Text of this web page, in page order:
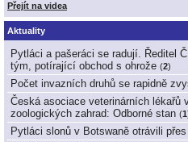
Přejít na videa
Aktuality
Pytláci a pašeráci se radují. Ředitel
tým, potírající obchod s ohrože (2)
Počet invazních druhů se rapidně
Česká asociace veterinárních
zoologických zahrad: Odborné stan (1
Pytláci slonů v Botswaně otrávili